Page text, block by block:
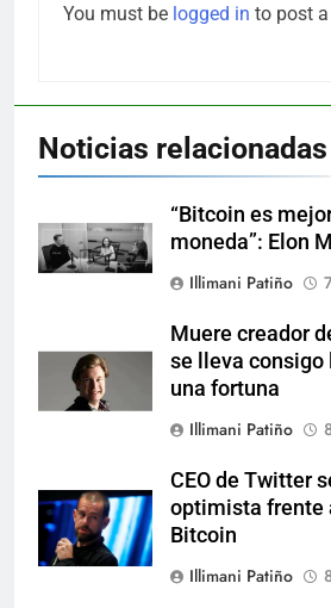
You must be logged in to post
Noticias relacionadas
“Bitcoin es
moneda”: Elon
Illimani Patiño
Muere creador
se lleva consigo
una fortuna
Illimani Patiño
CEO de Twitter
optimista frente
Bitcoin
Illimani Patiño